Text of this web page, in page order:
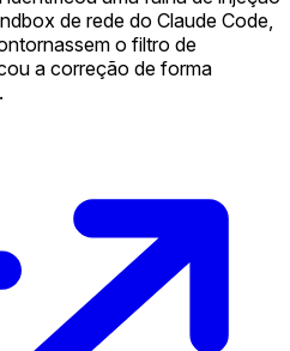
de rede do Claude Code,
o filtro de
a correção de forma